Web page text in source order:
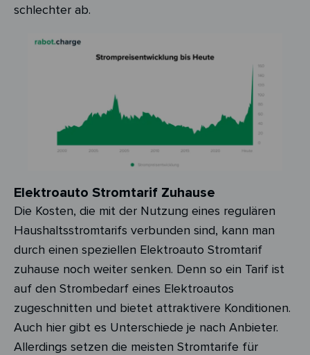
schlechter ab.
Elektroauto Stromtarif Zuhause
Die Kosten, die mit der Nutzung eines regulären
Haushaltsstromtarifs verbunden sind, kann man
durch einen speziellen Elektroauto Stromtarif
zuhause noch weiter senken. Denn so ein Tarif ist
auf den Strombedarf eines Elektroautos
zugeschnitten und bietet attraktivere Konditionen.
Auch hier gibt es Unterschiede je nach Anbieter.
Allerdings setzen die meisten Stromtarife für